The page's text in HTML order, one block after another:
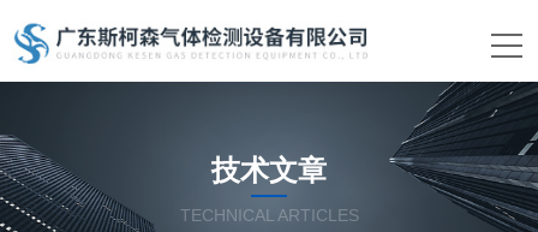
技术文章
TECHNICAL ARTICLES